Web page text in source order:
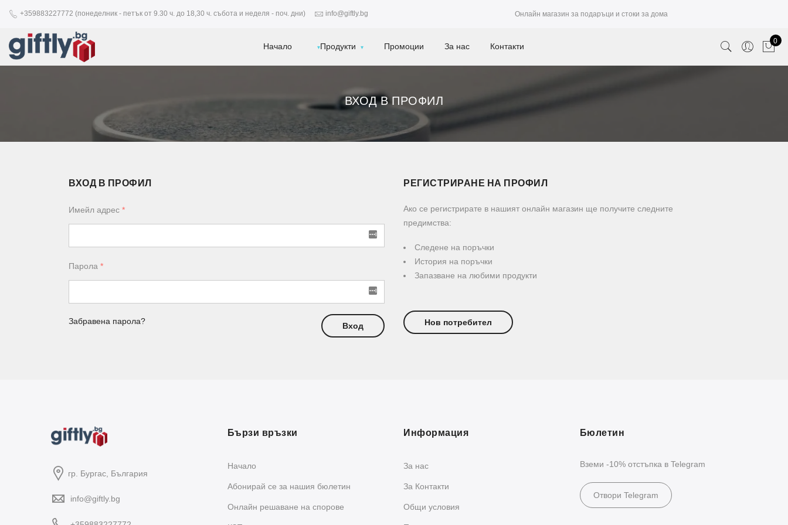
+359883227772 (понеделник - петък от 9.30 ч. до 18,30 ч. събота и неделя - поч. дни) info@giftly.bg Онлайн магазин за подаръци и стоки за дома
Начало Продукти Промоции За нас Контакти 0
ВХОД В ПРОФИЛ
ВХОД В ПРОФИЛ
Имейл адрес *
Парола *
Вход
Забравена парола?
РЕГИСТРИРАНЕ НА ПРОФИЛ
Ако се регистрирате в нашият онлайн магазин ще получите следните
предимства:
Следене на поръчки
История на поръчки
Запазване на любими продукти
Нов потребител
гр. Бургас, България
info@giftly.bg
Бързи връзки
Начало
Абонирай се за нашия бюлетин
Oнлайн решаване на спорове
Информация
За нас
За Контакти
Общи условия
Бюлетин
Вземи -10% отстъпка в Telegram
Отвори Telegram